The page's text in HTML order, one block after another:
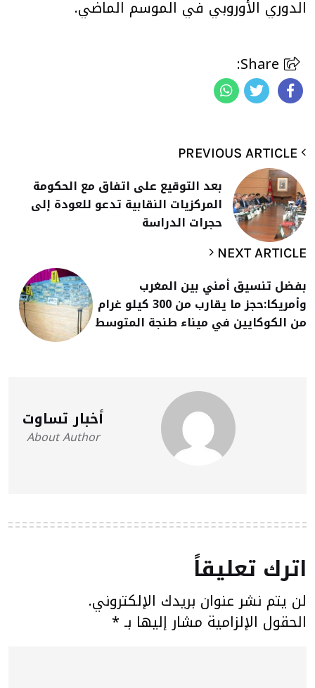
الدوري الأوروبي في الموسم الماضي.
بعد التوقيع على اتفاق مع الحكومة
المركزيات النقابية تدعو للعودة إلى
حجرات الدراسة
NEXT ARTICLE
بفضل تنسيق أمني بين المغرب
وأمريكا:حجز ما يقارب من 300 كيلو غرام
من الكوكايين في ميناء طنجة المتوسط
أخبار تساوت
About Author
اترك تعليقاً
لن يتم نشر عنوان بريدك الإلكتروني.
الحقول الإلزامية مشار إليها بـ *